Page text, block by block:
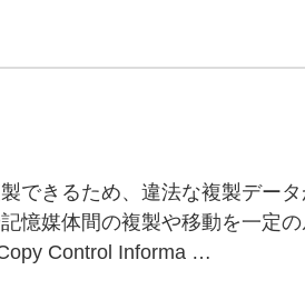
できるため、違法な複製デー
憶媒体間の複製や移動を一定
Control Informa …